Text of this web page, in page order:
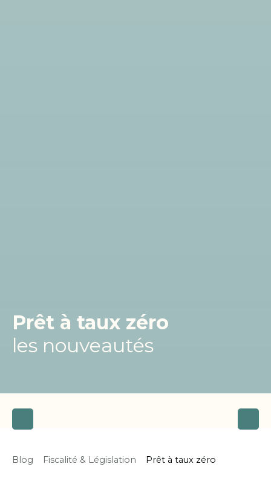
Prêt à taux zéro
les nouveautés
Blog Fiscalité & Législation Prêt à taux zéro